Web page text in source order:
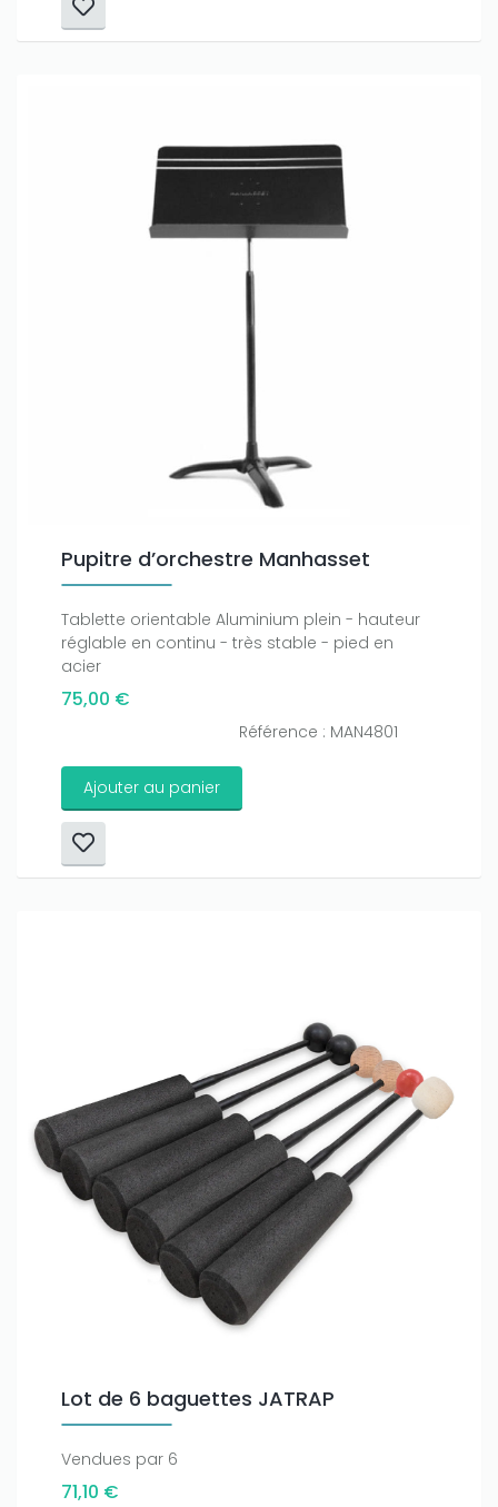
Pupitre d’orchestre Manhasset
Tablette orientable Aluminium plein - hauteur
réglable en continu - très stable - pied en
acier
75,00 €
Référence : MAN4801
Ajouter au panier
Lot de 6 baguettes JATRAP
Vendues par 6
71,10 €